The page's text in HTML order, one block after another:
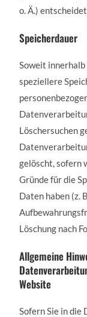
o. Ä.)
Speicherdauer
Soweit
speziellere
Löschersuchen
gelöscht, sofern
Gründe für die
Daten haben (z.
Löschung nach
Allgemeine
Website
Sofern Sie in